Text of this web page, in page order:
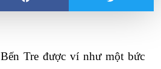
Bến Tre được ví như một bức